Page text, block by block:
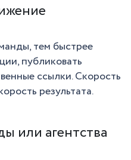
тем быстрее
публиковать
ссылки. Скорость
результата.
или агентства